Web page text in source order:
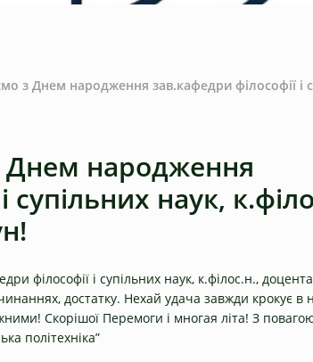
з Днем ​​народження зав.кафедри філософії і
Днем ​​народження
супільних наук,
філософії і супільних наук, к.філос.н.,
достатку. Нехай удача завжди крокує в
Скорішої Перемоги і многая літа! З
політехніка”